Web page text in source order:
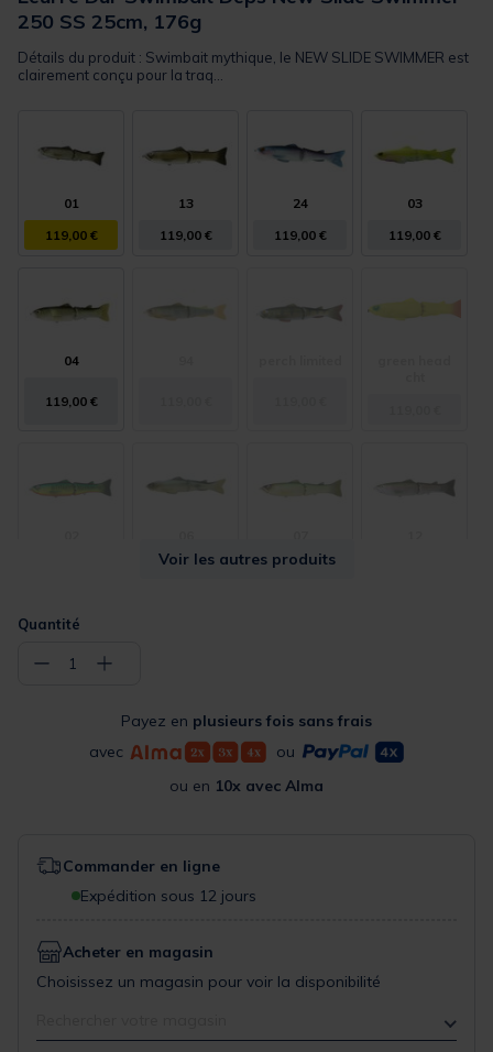
250 SS 25cm, 176g
Détails du produit : Swimbait mythique, le NEW SLIDE SWIMMER est
clairement conçu pour la traq...
01
119,00 €
13
119,00 €
24
119,00 €
03
119,00 €
04
119,00 €
119,00 €
199,00 €
Voir les autres produits
Quantité
− 1 +
Payez en plusieurs fois sans frais
avec
ou
ou en 10x avec Alma
Commander en ligne
Expédition sous 12 jours
Acheter en magasin
Choisissez un magasin pour voir la disponibilité